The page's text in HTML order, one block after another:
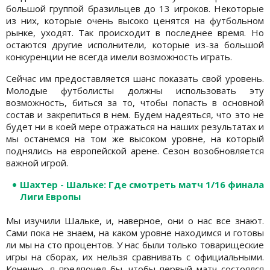
большой группой бразильцев до 13 игроков. Некоторые
из них, которые очень высоко ценятся на футбольном
рынке, уходят. Так происходит в последнее время. Но
остаются другие исполнители, которые из-за большой
конкуренции не всегда имели возможность играть.
Сейчас им предоставляется шанс показать свой уровень.
Молодые футболисты должны использовать эту
возможность, биться за то, чтобы попасть в основной
состав и закрепиться в нем. Будем надеяться, что это не
будет ни в коей мере отражаться на наших результатах и
мы останемся на том же высоком уровне, на который
поднялись на европейской арене. Сезон возобновляется
важной игрой.
Шахтер - Шальке: Где смотреть матч 1/16 финала
Лиги Европы
Мы изучили Шальке, и, наверное, они о нас все знают.
Сами пока не знаем, на каком уровне находимся и готовы
ли мы на сто процентов. У нас были только товарищеские
игры на сборах, их нельзя сравнивать с официальными.